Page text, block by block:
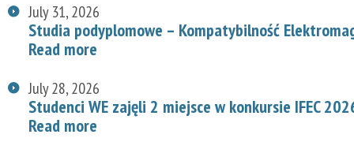
July 31, 2026
Studia podyplomowe – Kompatybilność
Read more
July 28, 2026
Studenci WE zajęli 2 miejsce w konkursie IFEC
Read more